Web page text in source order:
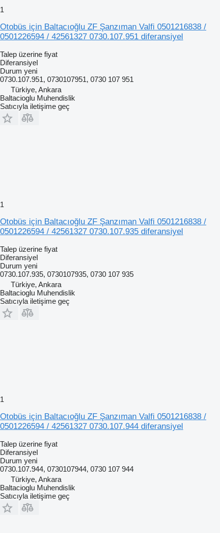
1
Otobüs için Baltacıoğlu ZF Şanzıman Valfi 0501216838 /
0501226594 / 42561327 0730.107.951 diferansiyel
Talep üzerine fiyat
Diferansiyel
Durum yeni
0730.107.951, 0730107951, 0730 107 951
Türkiye, Ankara
Baltacioglu Muhendislik
Satıcıyla iletişime geç
1
Otobüs için Baltacıoğlu ZF Şanzıman Valfi 0501216838 /
0501226594 / 42561327 0730.107.935 diferansiyel
Talep üzerine fiyat
Diferansiyel
Durum yeni
0730.107.935, 0730107935, 0730 107 935
Türkiye, Ankara
Baltacioglu Muhendislik
Satıcıyla iletişime geç
1
Otobüs için Baltacıoğlu ZF Şanzıman Valfi 0501216838 /
0501226594 / 42561327 0730.107.944 diferansiyel
Talep üzerine fiyat
Diferansiyel
Durum yeni
0730.107.944, 0730107944, 0730 107 944
Türkiye, Ankara
Baltacioglu Muhendislik
Satıcıyla iletişime geç